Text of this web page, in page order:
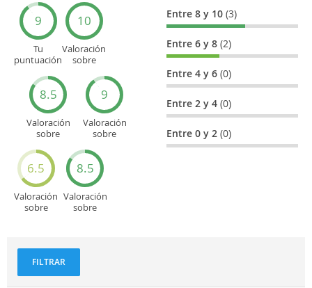
9
Tu
puntuación
10
Valoración
sobre
8.5
Valoración
sobre
9
Valoración
sobre
turísticos
6.5
Valoración
sobre
8.5
Valoración
sobre
Entre 8 y 10(3)
Entre 6 y 8(2)
Entre 4 y 6(0)
Entre 2 y 4(0)
Entre 0 y 2(0)
FILTRAR